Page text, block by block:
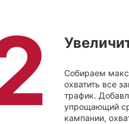
Собираем
охватить все
трафик.
упрощающий
кампании,